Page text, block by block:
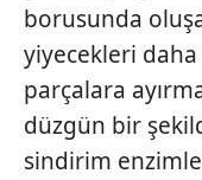
borusunda
yiyecekleri daha
parçalara
düzgün bir
sindirim